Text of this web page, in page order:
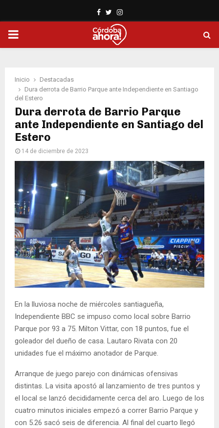
Facebook
TwitterInstagram
PRIMARY
Inicio
Destacadas
Dura derrota de Barrio Parque ante Independiente en Santiago
del Estero
Dura derrota de Barrio Parque
ante Independiente en Santiago del
Estero
14 de diciembre de 2023
En la lluviosa noche de miércoles santiagueña,
Independiente BBC se impuso como local sobre Barrio
Parque por 93 a 75. Milton Vittar, con 18 puntos, fue el
goleador del dueño de casa. Lautaro Rivata con 20
unidades fue el máximo anotador de Parque.
Arranque de juego parejo con dinámicas ofensivas
distintas. La visita apostó al lanzamiento de tres puntos y
el local se lanzó decididamente cerca del aro. Luego de los
cuatro minutos iniciales empezó a correr Barrio Parque y
con 5.26 sacó seis de diferencia. Al final del cuarto llegó